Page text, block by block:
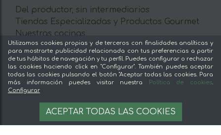
Del productor, sin intermediarios
Tiendas Especializadas y Productos Gourmet
Nuestras cocinas
Supermercado
Ofertas y promociones
Recomienda y gana
Descubre los alimentos
Sobre mentta
Utilizamos cookies propias y de terceros con finalidades analíticas y
para mostrarte publicidad relacionada con tus preferencias a partir
de tus hábitos de navegación y tu perfil. Puedes configurar o rechazar
las cookies haciendo click en "Configurar". También puedes aceptar
todas las cookies pulsando el botón "Aceptar todas las cookies. Para
más información puedes visitar nuestra
Política de cookies.
Configurar
ACEPTAR TODAS LAS COOKIES